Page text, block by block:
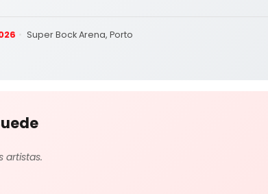
Super Bock Arena, Porto
artistas.